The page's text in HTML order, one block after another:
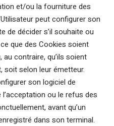
et/ou la fourniture des
peut configurer son
de décider s’il souhaite ou
que des Cookies soient
contraire, qu’ils soient
soit selon leur émetteur.
son logiciel de
ou le refus des
avant qu’un
dans son terminal.